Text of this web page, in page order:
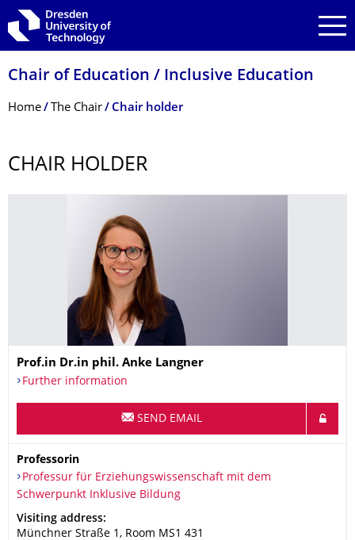
Skip to main navigation
Skip to search
Skip to content
Chair of Education / Inclusive Education
Breadcrumb Menu
Home The Chair Chair holder
CHAIR HOLDER
Name
Prof.in Dr.in phil. Anke Langner
Further information
SEND EMAIL
Professorin
Organization Name
Professur für Erziehungswissenschaft mit dem Schwerpunkt
Professur für Erziehungswissenschaft mit dem
Schwerpunkt Inklusive Bildung
Address
Visiting address:
Münchner Straße 1 , Room MS1 431